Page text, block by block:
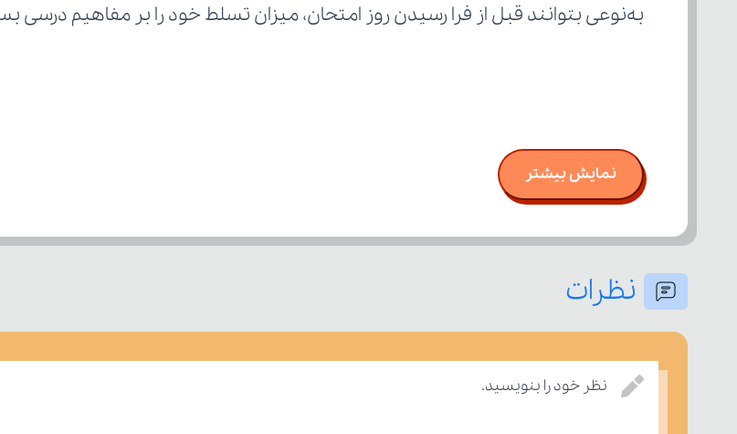
به‌نوعی بتوانند قبل از فرا رسیدن روز امتحان، میزان تسلط خود را بر مفاهیم درسی
نمایش بیشتر
نظرات
نظر خود را بنویسید.